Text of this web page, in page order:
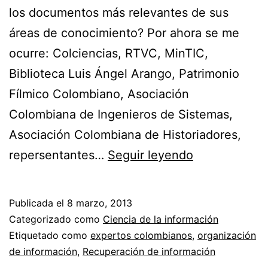
los documentos más relevantes de sus
áreas de conocimiento? Por ahora se me
ocurre: Colciencias, RTVC, MinTIC,
Biblioteca Luis Ángel Arango, Patrimonio
Fílmico Colombiano, Asociación
Colombiana de Ingenieros de Sistemas,
Asociación Colombiana de Historiadores,
repersentantes… Seguir leyendo
colombianos
en
todas
Publicada el 8 marzo, 2013
Categorizado como Ciencia de la información
Etiquetado como expertos colombianos, organización
de información, Recuperación de información